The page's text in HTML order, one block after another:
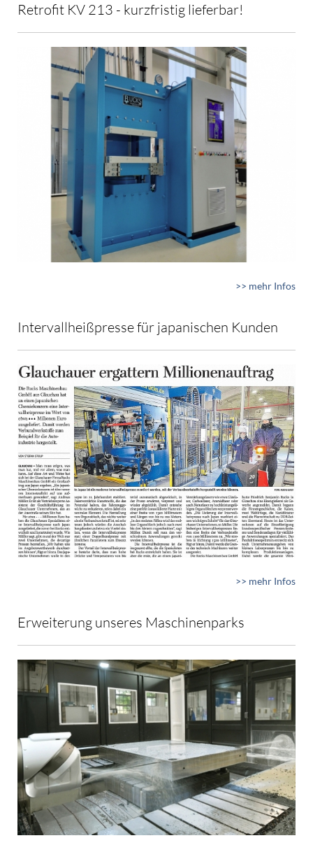
Retrofit KV 213 - kurzfristig lieferbar!
>> mehr Infos
Intervallheißpresse für japanischen Kunden
>> mehr Infos
Erweiterung unseres Maschinenparks